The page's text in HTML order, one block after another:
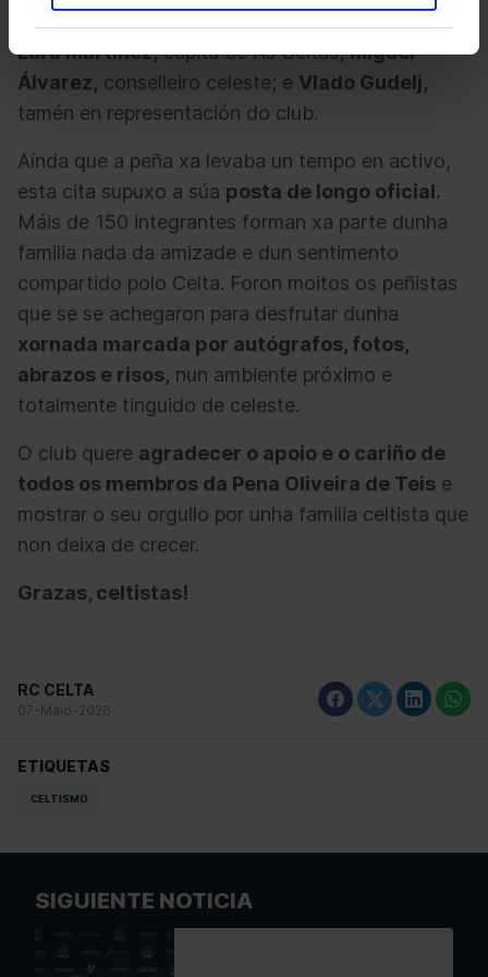
Lara Martínez,capitá de As Celtas;Miguel
Álvarez, conselleiro celeste; e Vlado Gudelj,
tamén en representación do club.
Aínda que a peña xa levaba un tempo en activo,
esta cita supuxo a súa posta de longo oficial.
Máis de 150 integrantes forman xa parte dunha
familia nada da amizade e dun sentimento
compartido polo Celta. Foron moitos os peñistas
que se se achegaron para desfrutar dunha
xornada marcada por autógrafos, fotos,
abrazos e risos, nun ambiente próximo e
totalmente tinguido de celeste.
O club quere agradecer o apoio e o cariño de
todos os membros da Pena Oliveira de Teis e
mostrar o seu orgullo por unha familia celtista que
non deixa de crecer.
Grazas, celtistas!
RC CELTA
07-Maio-2026
ETIQUETAS
CELTISMO
SIGUIENTE NOTICIA